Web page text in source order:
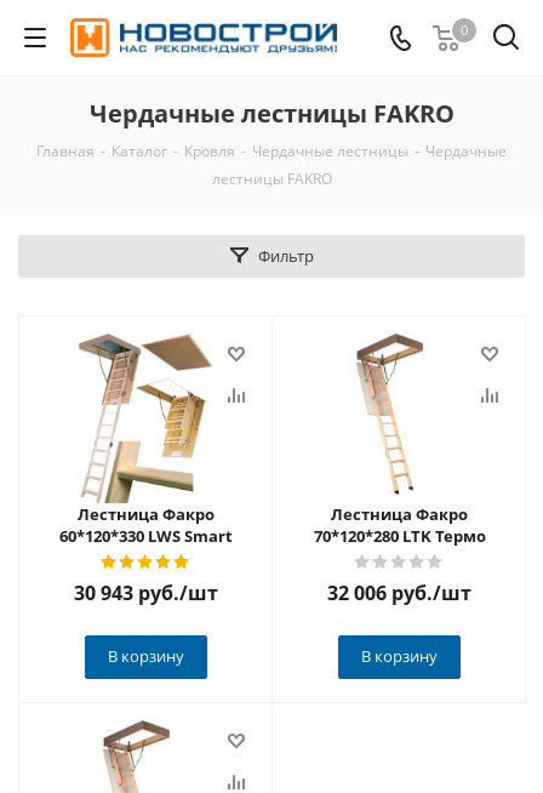
0
Чердачные лестницы FAKRO
Главная - Каталог - Кровля - Чердачные лестницы - Чердачные
лестницы FAKRO
Фильтр
Лестница Факро
60*120*330 LWS Smart
30 943 руб./шт
В корзину
Лестница Факро
70*120*280 LTK Термо
32 006 руб./шт
В корзину